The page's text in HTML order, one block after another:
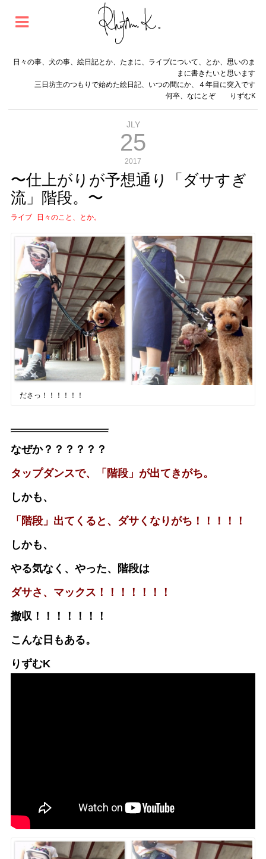
日々の事、犬の事、絵日記とか、たまに、ライブについて、とか、思いのま
まに書きたいと思います
三日坊主のつもりで始めた絵日記、いつの間にか、４年目に突入です
何卒、なにとぞ りずむK
JLY
25
2017
〜仕上がりが予想通り「ダサすぎ
流」階段。〜
ライブ 日々のこと、とか。
ださっ！！！！！！
なぜか？？？？？？
タップダンスで、「階段」が出てきがち。
しかも、
「階段」出てくると、ダサくなりがち！！！！！
しかも、
やる気なく、やった、階段は
ダサさ、マックス！！！！！！！
撤収！！！！！！！
こんな日もある。
りずむK